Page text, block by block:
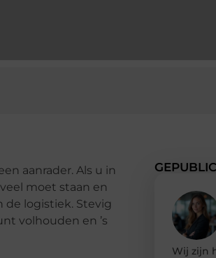
aanrader. Als u in
moet staan en
de logistiek. Stevig
volhouden en ’s
Wij zijn